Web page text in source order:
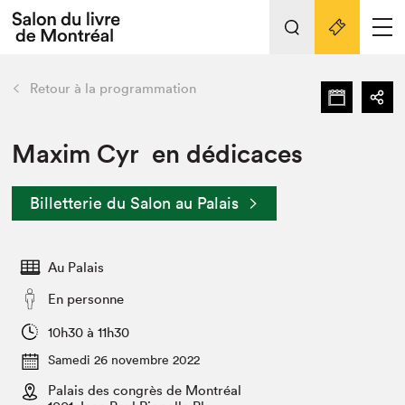
Espace médias
Espace exposant⋅e⋅s
Tout sur l'édition 2022
Actualités
Vidéos et Balados
Club de lecture Braindate
retour Nos activités
Édition 2022
Nous connaître
Projets partenaires 2022
Archives
Liens pratiques
Retour à la programmation
Maxim Cyr en dédicaces
Billetterie du Salon au Palais
Au Palais
En personne
10h30 à 11h30
Samedi 26 novembre 2022
Palais des congrès de Montréal